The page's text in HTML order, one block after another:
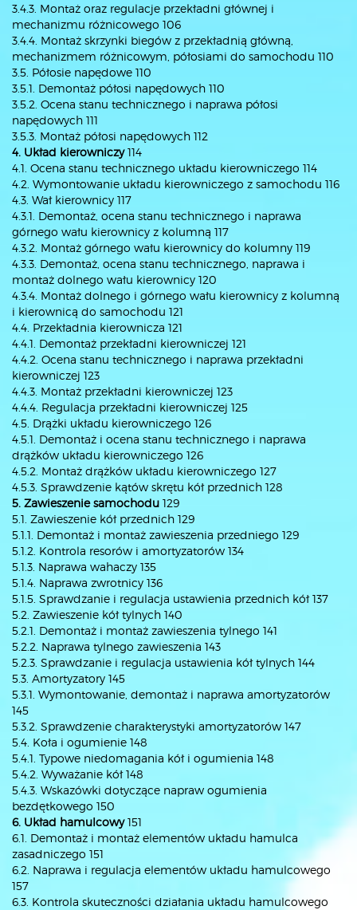
3.4.3. Montaż oraz regulacje przekładni głównej i
mechanizmu różnicowego 106
3.4.4. Montaż skrzynki biegów z przekładnią główną,
mechanizmem różnicowym, półosiami do samochodu 110
3.5. Półosie napędowe 110
3.5.1. Demontaż półosi napędowych 110
3.5.2. Ocena stanu technicznego i naprawa półosi
napędowych 111
3.5.3. Montaż półosi napędowych 112
4. Układ kierowniczy114
4.1. Ocena stanu technicznego układu kierowniczego 114
4.2. Wymontowanie układu kierowniczego z samochodu 116
4.3. Wał kierownicy 117
4.3.1. Demontaż, ocena stanu technicznego i naprawa
górnego wału kierownicy z kolumną 117
4.3.2. Montaż górnego wału kierownicy do kolumny 119
4.3.3. Demontaż, ocena stanu technicznego, naprawa i
montaż dolnego wału kierownicy 120
4.3.4. Montaż dolnego i górnego wału kierownicy z kolumną
i kierownicą do samochodu 121
4.4. Przekładnia kierownicza 121
4.4.1. Demontaż przekładni kierowniczej 121
4.4.2. Ocena stanu technicznego i naprawa przekładni
kierowniczej 123
4.4.3. Montaż przekładni kierowniczej 123
4.4.4. Regulacja przekładni kierowniczej 125
4.5. Drążki układu kierowniczego 126
4.5.1. Demontaż i ocena stanu technicznego i naprawa
drążków układu kierowniczego 126
4.5.2. Montaż drążków układu kierowniczego 127
4.5.3. Sprawdzenie kątów skrętu kół przednich 128
5. Zawieszenie samochodu 129
5.1. Zawieszenie kół przednich 129
5.1.1. Demontaż i montaż zawieszenia przedniego 129
5.1.2. Kontrola resorów i amortyzatorów 134
5.1.3. Naprawa wahaczy 135
5.1.4. Naprawa zwrotnicy 136
5.1.5. Sprawdzanie i regulacja ustawienia przednich kół 137
5.2. Zawieszenie kół tylnych 140
5.2.1. Demontaż i montaż zawieszenia tylnego 141
5.2.2. Naprawa tylnego zawieszenia 143
5.2.3. Sprawdzanie i regulacja ustawienia kół tylnych 144
5.3. Amortyzatory 145
5.3.1. Wymontowanie, demontaż i naprawa amortyzatorów
145
5.3.2. Sprawdzenie charakterystyki amortyzatorów 147
5.4. Koła i ogumienie 148
5.4.1. Typowe niedomagania kół i ogumienia 148
5.4.2. Wyważanie kół 148
5.4.3. Wskazówki dotyczące napraw ogumienia
bezdętkowego 150
6. Układ hamulcowy151
6.1. Demontaż i montaż elementów układu hamulca
zasadniczego 151
6.2. Naprawa i regulacja elementów układu hamulcowego
157
6.3. Kontrola skuteczności działania układu hamulcowego